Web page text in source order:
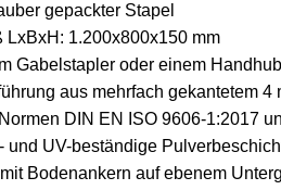
gepackter Stapel
LxBxH: 1.200x800x150 mm
Gabelstapler oder einem
aus mehrfach gekantetem 4
DIN EN ISO 9606-1:2017
und UV-beständige
Bodenankern auf ebenem